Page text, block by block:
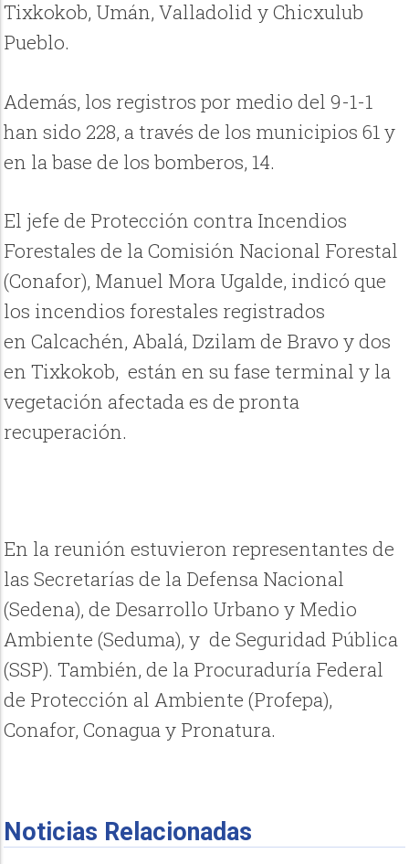
Tixkokob, Umán, Valladolid y Chicxulub
Pueblo.
Además, los registros por medio del 9-1-1
han sido 228, a través de los municipios 61 y
en la base de los bomberos, 14.
El jefe de Protección contra Incendios
Forestales de la Comisión Nacional Forestal
(Conafor), Manuel Mora Ugalde, indicó que
los incendios forestales registrados
en Calcachén, Abalá, Dzilam de Bravo y dos
en Tixkokob, están en su fase terminal y la
vegetación afectada es de pronta
recuperación.
En la reunión estuvieron representantes de
las Secretarías de la Defensa Nacional
(Sedena), de Desarrollo Urbano y Medio
Ambiente (Seduma), y de Seguridad Pública
(SSP). También, de la Procuraduría Federal
de Protección al Ambiente (Profepa),
Conafor, Conagua y Pronatura.
Noticias Relacionadas